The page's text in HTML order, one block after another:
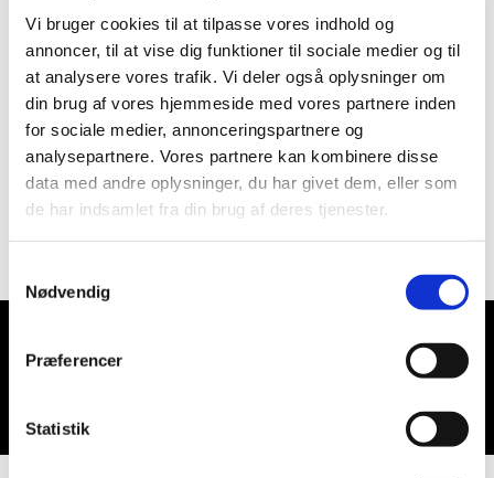
Vi bruger cookies til at tilpasse vores indhold og
annoncer, til at vise dig funktioner til sociale medier og til
at analysere vores trafik. Vi deler også oplysninger om
din brug af vores hjemmeside med vores partnere inden
for sociale medier, annonceringspartnere og
analysepartnere. Vores partnere kan kombinere disse
data med andre oplysninger, du har givet dem, eller som
de har indsamlet fra din brug af deres tjenester.
Nødvendig
Præferencer
Statistik
Du vil måske også kunne lide...